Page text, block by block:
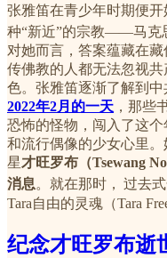
张雅笛在青少年时期便
种“新近”的宗教——马
对她而言，答案蕴藏在
传佛教的人都无法忽视
色。张雅笛逐渐了解到
2022年2月的一天 ，那些
恐怖的怪物，闯入了这
和流行偶像的少女心里
星才旺罗布（Tsewang
消息。就在那时， 过去
Tara自由的灵魂（Tara
纪念才旺罗布逝